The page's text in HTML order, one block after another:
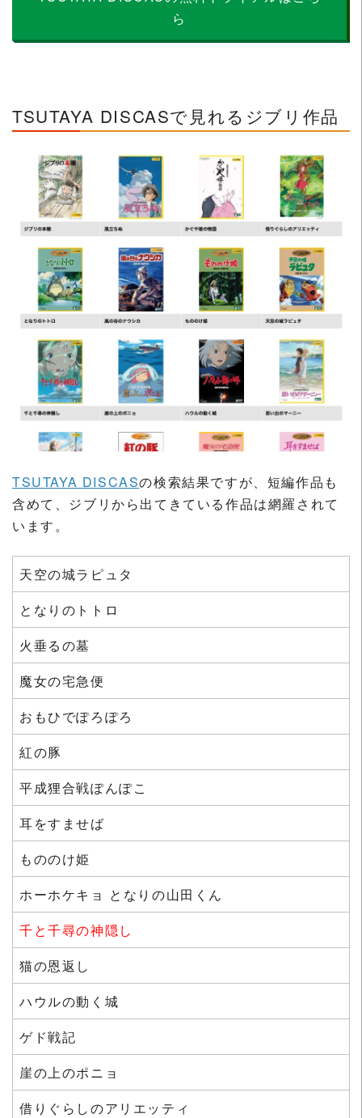
ら
TSUTAYA DISCASで見れるジブリ作品
TSUTAYA DISCASの検索結果ですが、短編作品も
含めて、ジブリから出てきている作品は網羅されて
います。
天空の城ラピュタ
となりのトトロ
火垂るの墓
魔女の宅急便
おもひでぽろぽろ
紅の豚
平成狸合戦ぽんぽこ
耳をすませば
もののけ姫
ホーホケキョ となりの山田くん
千と千尋の神隠し
猫の恩返し
ハウルの動く城
ゲド戦記
崖の上のポニョ
借りぐらしのアリエッティ